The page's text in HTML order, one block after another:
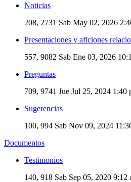
Noticias
208, 2731 Sab May 02, 2026
Presentaciones y aficiones
557, 9082 Sab Ene 03, 2026
Preguntas
709, 9741 Jue Jul 25, 2024 1:40
Sugerencias
100, 994 Sab Nov 09, 2024
Documentos
Testimonios
140, 918 Sab Sep 05, 2020 9:12